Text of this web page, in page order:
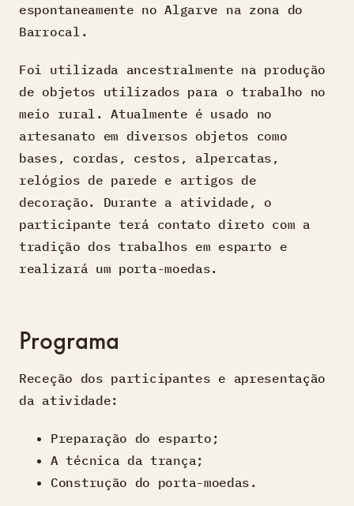
espontaneamente no Algarve na zona do
Barrocal.
Foi utilizada ancestralmente na produção
de objetos utilizados para o trabalho no
meio rural. Atualmente é usado no
artesanato em diversos objetos como
bases, cordas, cestos, alpercatas,
relógios de parede e artigos de
decoração. Durante a atividade, o
participante terá contato direto com a
tradição dos trabalhos em esparto e
realizará um porta-moedas.
Programa
Receção dos participantes e apresentação
da atividade:
Preparação do esparto;
A técnica da trança;
Construção do porta-moedas.